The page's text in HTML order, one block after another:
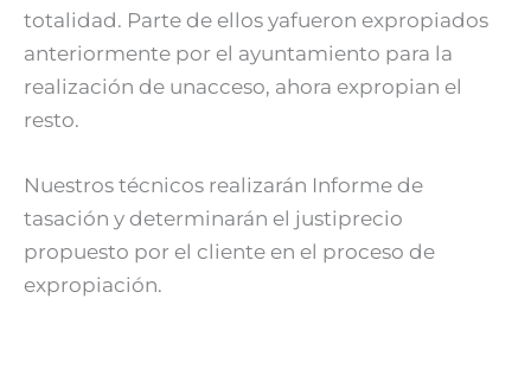
totalidad. Parte de ellos yafueron expropiados
anteriormente por el ayuntamiento para la
realización de unacceso, ahora expropian el
resto.
Nuestros técnicos realizarán Informe de
tasación y determinarán el justiprecio
propuesto por el cliente en el proceso de
expropiación.